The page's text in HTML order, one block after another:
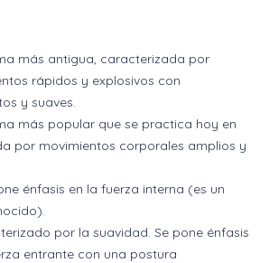
más antigua, caracterizada por
rápidos y explosivos con
y suaves.
más popular que se practica hoy en
por movimientos corporales amplios y
énfasis en la fuerza interna (es un
por la suavidad. Se pone énfasis
entrante con una postura